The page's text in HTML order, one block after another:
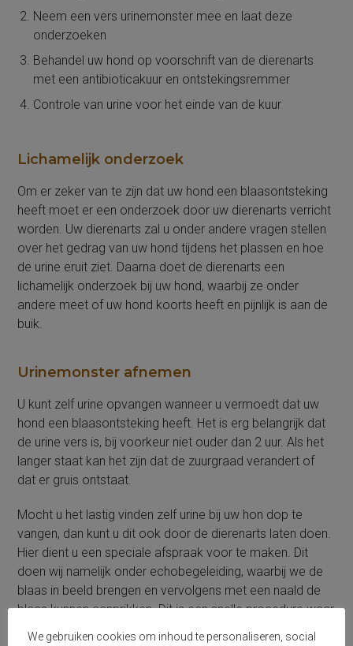
Neem een vers urinemonster mee en laat deze
onderzoeken
Behandel uw hond op voorschrift van de dierenarts
met een antibioticakuur en ontstekingsremmer
Controle van urine voor het einde van de kuur
Lichamelijk onderzoek
Om er zeker van te zijn dat uw hond een blaasontsteking
heeft moet er een onderzoek door uw dierenarts verricht
worden. Uw dierenarts zal u onder andere vragen stellen
over het gedrag van uw hond tijdens het plassen en hoe
de urine eruit ziet. Daarna doet de dierenarts een
lichamelijk onderzoek bij uw hond, waarbij ze onder
andere meet of uw hond koorts heeft en pijnlijk is aan de
buik.
Urinemonster afnemen
U kunt zelf urine opvangen wanneer u vermoedt dat uw
hond een blaasontsteking heeft. Het is erg belangrijk dat
de urine vers is, bij voorkeur niet ouder dan 2 uur. Als het
langer staat kan het zijn dat de zuurgraad verandert of
dat er gruis ontstaat.
Mocht u het lastig vinden zelf urine bij uw hon dop te
vangen, dan kunt u dit ook door de dierenarts laten doen.
Hier dient u een speciale afspraak voor te maken. Dit
doen wij namelijk onder echobegeleiding, waarbij we de
blaas in beeld brengen en vervolgens met een naald de
blaas kunnen aanprikken. Dit is een snelle procedure waar
uw hond geen last van heeft. Aangeprikte urine kunnen we
We gebruiken cookies om inhoud te personaliseren, social